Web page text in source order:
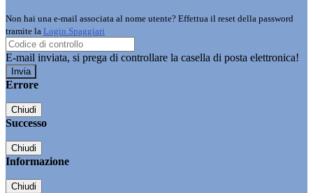
Non hai una e-mail associata al nome utente? Effettua il reset della password
tramite la Login Spaggiari
E-mail inviata, si prega di controllare la casella di posta elettronica!
Errore
Chiudi
Successo
Chiudi
Informazione
Chiudi